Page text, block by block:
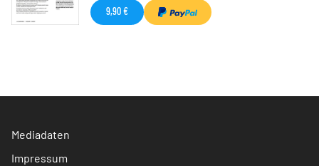
9,90 €
Mediadaten
Impressum